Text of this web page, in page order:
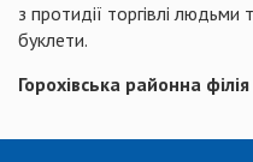
з протидії торгівлі
буклети.
Горохівська районна